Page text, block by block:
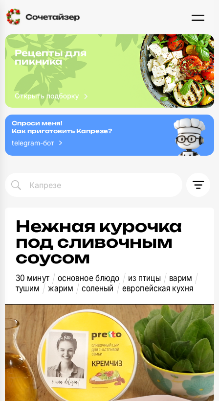
Рецепты для
пикника
Спроси меня!
Как приготовить Капрезе?
telegram-бот
Нежная курочка
под сливочным
соусом
30 минут основное блюдо из птицы
варим
тушим
жарим соленый европейская кухня